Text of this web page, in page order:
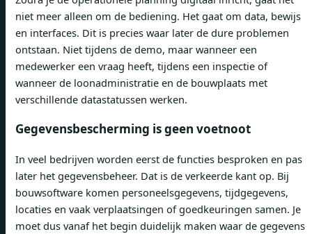
niet meer alleen om de bediening. Het gaat om data, bewijs
en interfaces. Dit is precies waar later de dure problemen
ontstaan. Niet tijdens de demo, maar wanneer een
medewerker een vraag heeft, tijdens een inspectie of
wanneer de loonadministratie en de bouwplaats met
verschillende datastatussen werken.
Gegevensbescherming is geen voetnoot
In veel bedrijven worden eerst de functies besproken en pas
later het gegevensbeheer. Dat is de verkeerde kant op. Bij
bouwsoftware komen personeelsgegevens, tijdgegevens,
locaties en vaak verplaatsingen of goedkeuringen samen. Je
moet dus vanaf het begin duidelijk maken waar de gegevens